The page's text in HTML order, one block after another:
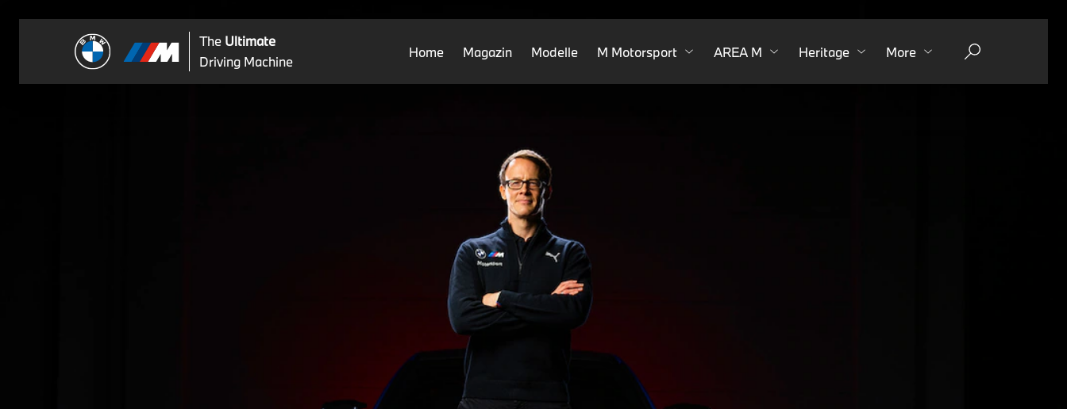
The Ultimate
Driving Machine
Home Magazin Modelle M Motorsport AREA M Heritage More